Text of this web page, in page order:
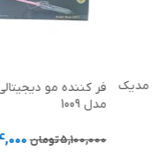
مدیک
مدل 1009
5,100,000تومان